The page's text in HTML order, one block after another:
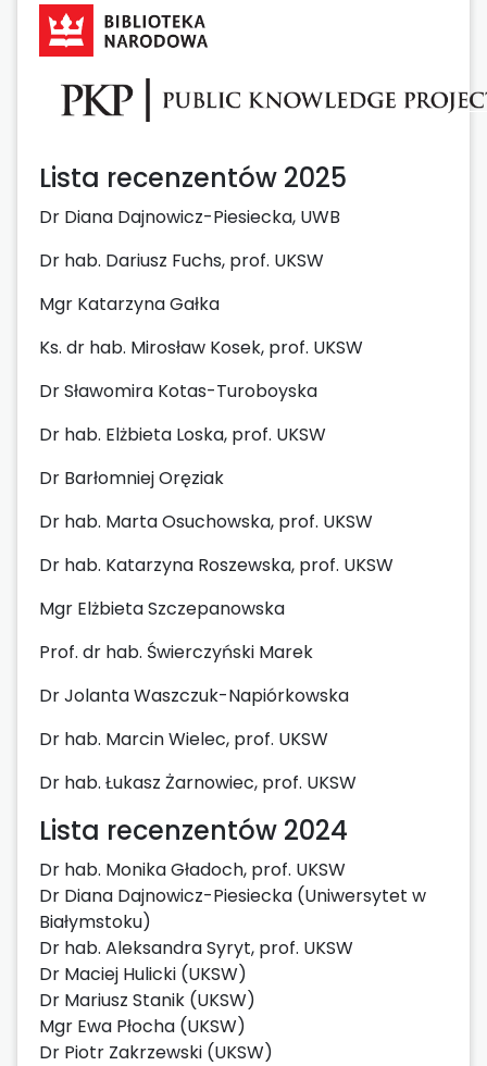
Lista recenzentów 2025
Dr Diana Dajnowicz-Piesiecka, UWB
Dr hab. Dariusz Fuchs, prof. UKSW
Mgr Katarzyna Gałka
Ks. dr hab. Mirosław Kosek, prof. UKSW
Dr Sławomira Kotas-Turoboyska
Dr hab. Elżbieta Loska, prof. UKSW
Dr Barłomniej Oręziak
Dr hab. Marta Osuchowska, prof. UKSW
Dr hab. Katarzyna Roszewska, prof. UKSW
Mgr Elżbieta Szczepanowska
Prof. dr hab. Świerczyński Marek
Dr Jolanta Waszczuk-Napiórkowska
Dr hab. Marcin Wielec, prof. UKSW
Dr hab. Łukasz Żarnowiec, prof. UKSW
Lista recenzentów 2024
Dr hab. Monika Gładoch, prof. UKSW
Dr Diana Dajnowicz-Piesiecka (Uniwersytet w
Białymstoku)
Dr hab. Aleksandra Syryt, prof. UKSW
Dr Maciej Hulicki (UKSW)
Dr Mariusz Stanik (UKSW)
Mgr Ewa Płocha (UKSW)
Dr Piotr Zakrzewski (UKSW)